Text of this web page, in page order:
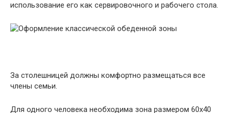
использование его как сервировочного и рабочего стола.
За столешницей должны комфортно размещаться все
члены семьи.
Для одного человека необходима зона размером 60х40